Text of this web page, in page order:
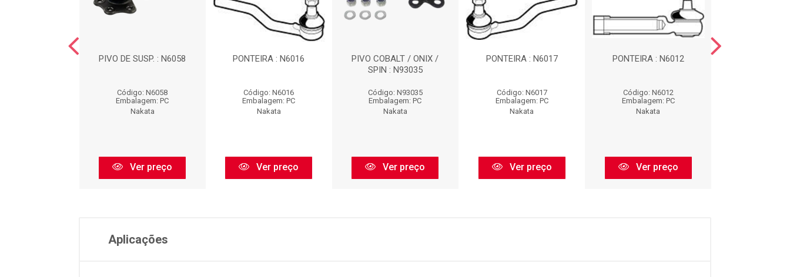
PIVO DE SUSP. : N6058
Código: N6058
Embalagem: PC
Nakata
Ver preço
PONTEIRA : N6016
Código: N6016
Embalagem: PC
Nakata
Ver preço
PIVO COBALT / ONIX /
SPIN : N93035
Código: N93035
Embalagem: PC
Nakata
Ver preço
PONTEIRA : N6017
Código: N6017
Embalagem: PC
Nakata
Ver preço
PONTEIRA : N6012
Código: N6012
Embalagem: PC
Nakata
Ver preço
Aplicações